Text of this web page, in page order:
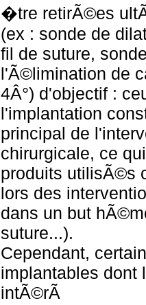
�tre retirÃ©es
(ex : sonde de
fil de suture,
l'Ã©limination de
4Â°) d'objectif :
l'implantation
principal de
chirurgicale, ce
produits utilisÃ©s
lors des
dans un but
suture...).
Cependant,
implantables dont
intÃ©rÃ